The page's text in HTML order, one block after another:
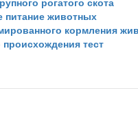
питание животных
кормления
тест